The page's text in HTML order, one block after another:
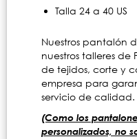
Talla 24 a 40 US
Nuestros pantalón
nuestros talleres de
de tejidos, corte y
empresa para
servicio de calidad.
(Como los
personalizados, no